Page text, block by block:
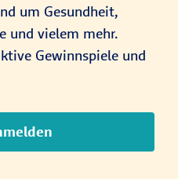
um Gesundheit,
und vielem mehr.
Gewinnspiele und